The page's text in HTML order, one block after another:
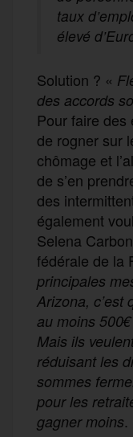
taux
élevé
Solution ? «
des accords
Pour faire des
de rogner sur
chômage et
de s’en
des
également
Selena
fédérale de la
principales
Arizona, c’est
au moins
Mais ils
réduisant les
sommes
pour les
gagner moins.